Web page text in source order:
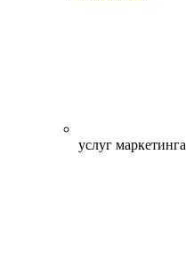
услуг маркетинга